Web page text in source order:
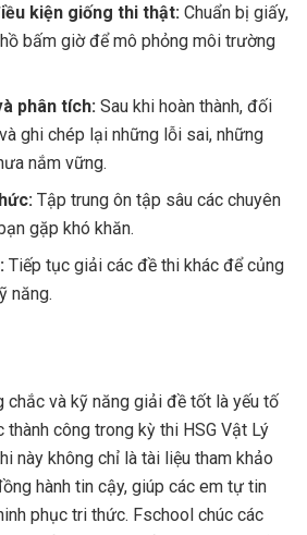
kiện giống thi thật: Chuẩn bị giấy,
bấm giờ để mô phỏng môi trường
phân tích: Sau khi hoàn thành, đối
ghi chép lại những lỗi sai, những
nắm vững.
Tập trung ôn tập sâu các chuyên
gặp khó khăn.
Tiếp tục giải các đề thi khác để củng
năng.
chắc và kỹ năng giải đề tốt là yếu tố
công trong kỳ thi HSG Vật Lý
này không chỉ là tài liệu tham khảo
hành tin cậy, giúp các em tự tin
phục tri thức. Fschool chúc các